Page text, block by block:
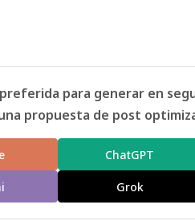
para generar en
propuesta de post
ChatGPT
Grok